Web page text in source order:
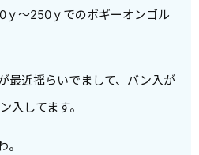
ｙ～250ｙでのボギーオンゴル
最近揺らいでまして、バン入が
入してます。